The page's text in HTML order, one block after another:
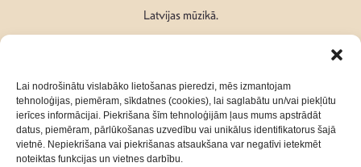
Lai nodrošinātu vislabāko lietošanas pieredzi, mēs izmantojam
tehnoloģijas, piemēram, sīkdatnes (cookies), lai saglabātu un/vai piekļūtu
ierīces informācijai. Piekrišana šīm tehnoloģijām ļaus mums apstrādāt
datus, piemēram, pārlūkošanas uzvedību vai unikālus identifikatorus šajā
vietnē. Nepiekrišana vai piekrišanas atsaukšana var negatīvi ietekmēt
noteiktas funkcijas un vietnes darbību.
Latvijas mūzikā.
Seko mums: